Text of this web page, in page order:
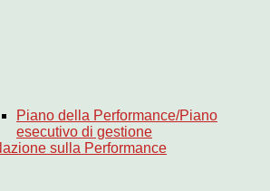
Piano della Performance/Piano
esecutivo di gestione
sulla Performance